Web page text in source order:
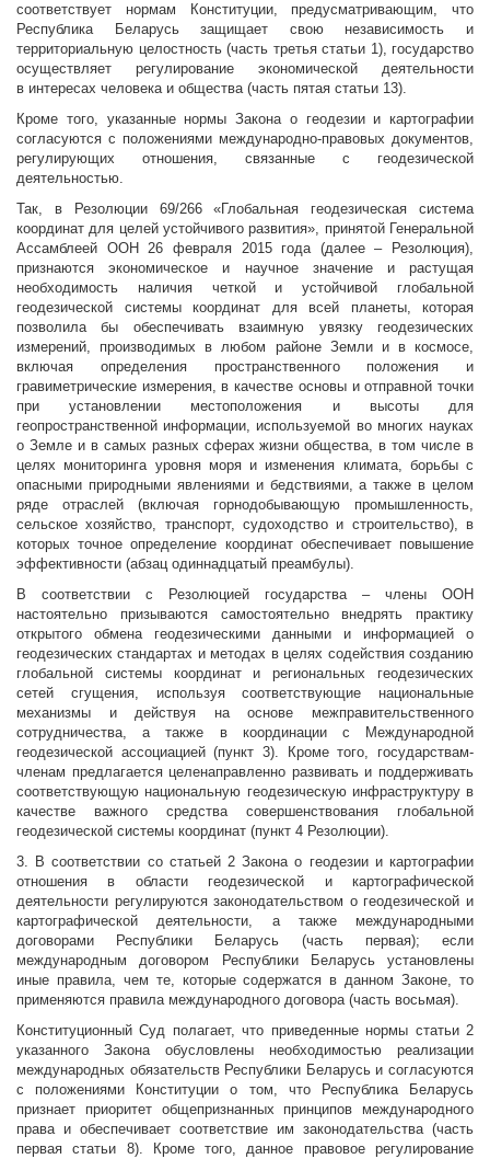
соответствует нормам Конституции, предусматривающим, что
Республика Беларусь защищает свою независимость и
территориальную целостность (часть третья статьи 1), государство
осуществляет регулирование экономической деятельности
в интересах человека и общества (часть пятая статьи 13).
Кроме того, указанные нормы Закона о геодезии и картографии
согласуются с положениями международно-правовых документов,
регулирующих отношения, связанные с геодезической
деятельностью.
Так, в Резолюции 69/266 «Глобальная геодезическая система
координат для целей устойчивого развития», принятой Генеральной
Ассамблеей ООН 26 февраля 2015 года (далее – Резолюция),
признаются экономическое и научное значение и растущая
необходимость наличия четкой и устойчивой глобальной
геодезической системы координат для всей планеты, которая
позволила бы обеспечивать взаимную увязку геодезических
измерений, производимых в любом районе Земли и в космосе,
включая определения пространственного положения и
гравиметрические измерения, в качестве основы и отправной точки
при установлении местоположения и высоты для
геопространственной информации, используемой во многих науках
о Земле и в самых разных сферах жизни общества, в том числе в
целях мониторинга уровня моря и изменения климата, борьбы с
опасными природными явлениями и бедствиями, а также в целом
ряде отраслей (включая горнодобывающую промышленность,
сельское хозяйство, транспорт, судоходство и строительство), в
которых точное определение координат обеспечивает повышение
эффективности (абзац одиннадцатый преамбулы).
В соответствии с Резолюцией государства – члены ООН
настоятельно призываются самостоятельно внедрять практику
открытого обмена геодезическими данными и информацией о
геодезических стандартах и методах в целях содействия созданию
глобальной системы координат и региональных геодезических
сетей сгущения, используя соответствующие национальные
механизмы и действуя на основе межправительственного
сотрудничества, а также в координации с Международной
геодезической ассоциацией (пункт 3). Кроме того, государствам-
членам предлагается целенаправленно развивать и поддерживать
соответствующую национальную геодезическую инфраструктуру в
качестве важного средства совершенствования глобальной
геодезической системы координат (пункт 4 Резолюции).
3. В соответствии со статьей 2 Закона о геодезии и картографии
отношения в области геодезической и картографической
деятельности регулируются законодательством о геодезической и
картографической деятельности, а также международными
договорами Республики Беларусь (часть первая); если
международным договором Республики Беларусь установлены
иные правила, чем те, которые содержатся в данном Законе, то
применяются правила международного договора (часть восьмая).
Конституционный Суд полагает, что приведенные нормы статьи 2
указанного Закона обусловлены необходимостью реализации
международных обязательств Республики Беларусь и согласуются
с положениями Конституции о том, что Республика Беларусь
признает приоритет общепризнанных принципов международного
права и обеспечивает соответствие им законодательства (часть
первая статьи 8). Кроме того, данное правовое регулирование